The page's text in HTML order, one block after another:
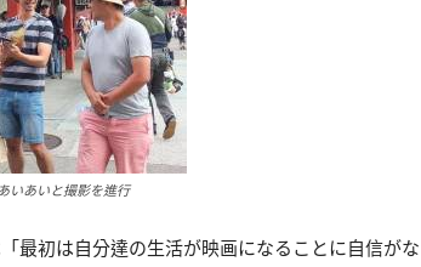
いあいと撮影を進行
最初は自分達の生活が映画になることに自信がな